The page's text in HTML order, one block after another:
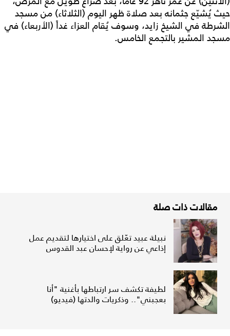
حيث يُشيّع جثمانه بعد صلاة ظهر اليوم (الثلاثاء) من مسجد
الشرطة في الشيخ زايد، وسوف يُقام العزاء غداً (الأربعاء) في
مسجد المشير بالتجمع الخامس.
مقالات ذات صلة
نبيلة عبيد تعّلق على اختيارها لتقديم عمل
إذاعي عن رواية لإحسان عبد القدوس
لطيفة تكشف سر ارتباطها بأغنية "أنا
بعجبني".. وذكريات والدتها (فيديو)